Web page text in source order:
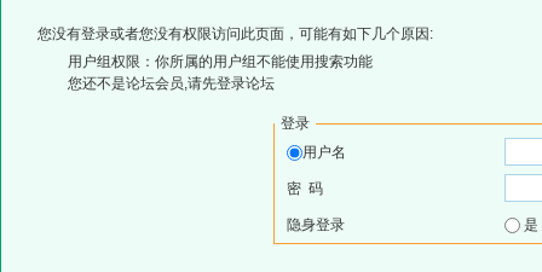
您没有登录或者您没有权限访问此页面，可能有如下几个原因:
用户组权限：你所属的用户组不能使用搜索功能
您还不是论坛会员,请先登录论坛
登录
用户名
密 码
隐身登录